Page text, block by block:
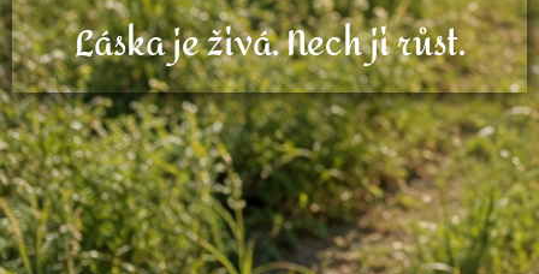
Láska je živá. Nech ji růst.